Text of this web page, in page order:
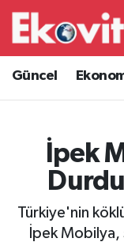
Güncel
İpek
Türkiye'nin
İpek
Güncel
Ekonomi
Borsa
İş Dünyası
Lojistik
Hava
Trafik
Süper Lig
Tüm
Son Dakika